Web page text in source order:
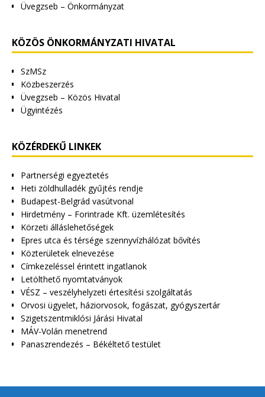
Üvegzseb – Önkormányzat
KÖZÖS ÖNKORMÁNYZATI HIVATAL
SzMSz
Közbeszerzés
Üvegzseb – Közös Hivatal
Ügyintézés
KÖZÉRDEKŰ LINKEK
Partnerségi egyeztetés
Heti zöldhulladék gyűjtés rendje
Budapest-Belgrád vasútvonal
Hirdetmény – Forintrade Kft. üzemlétesítés
Körzeti álláslehetőségek
Epres utca és térsége szennyvízhálózat bővítés
Közterületek elnevezése
Címkezeléssel érintett ingatlanok
Letölthető nyomtatványok
VÉSZ – veszélyhelyzeti értesítési szolgáltatás
Orvosi ügyelet, háziorvosok, fogászat, gyógyszertár
Szigetszentmiklósi Járási Hivatal
MÁV-Volán menetrend
Panaszrendezés – Békéltető testület